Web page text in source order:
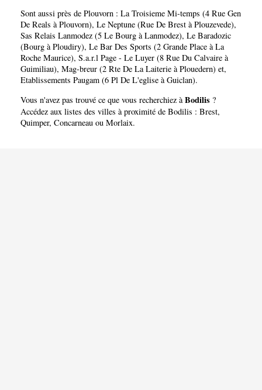
Sont aussi près de Plouvorn : La Troisieme Mi-temps (4 Rue Gen
De Reals à Plouvorn), Le Neptune (Rue De Brest à Plouzevede),
Sas Relais Lanmodez (5 Le Bourg à Lanmodez), Le Baradozic
(Bourg à Ploudiry), Le Bar Des Sports (2 Grande Place à La
Roche Maurice), S.a.r.l Page - Le Luyer (8 Rue Du Calvaire à
Guimiliau), Mag-breur (2 Rte De La Laiterie à Plouedern) et,
Etablissements Paugam (6 Pl De L'eglise à Guiclan).
Vous n'avez pas trouvé ce que vous recherchiez àBodilis ?
Accédez aux listes des villes à proximité de Bodilis : Brest,
Quimper, Concarneau ou Morlaix.